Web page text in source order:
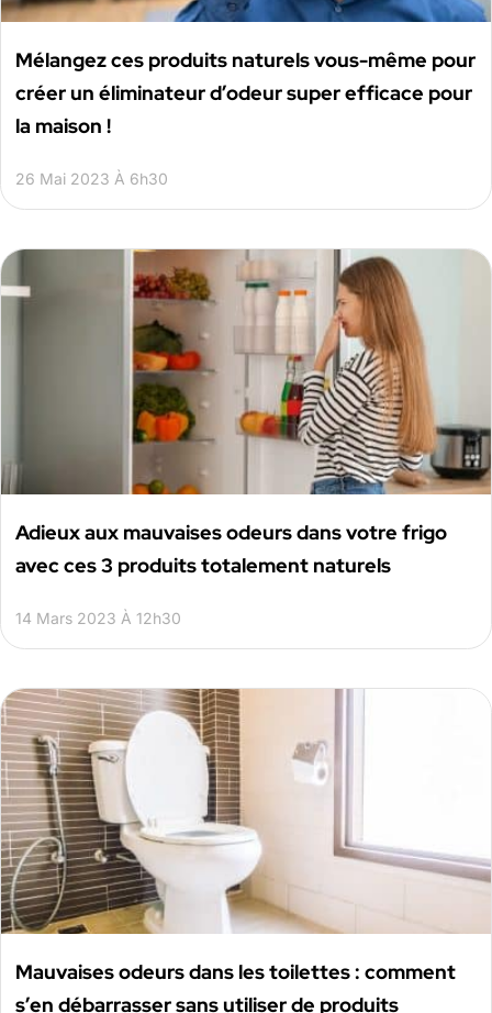
Mélangez ces produits naturels vous-même pour
créer un éliminateur d’odeur super efficace pour
la maison !
26 Mai 2023 À 6h30
Adieux aux mauvaises odeurs dans votre frigo
avec ces 3 produits totalement naturels
14 Mars 2023 À 12h30
Mauvaises odeurs dans les toilettes : comment
s’en débarrasser sans utiliser de produits